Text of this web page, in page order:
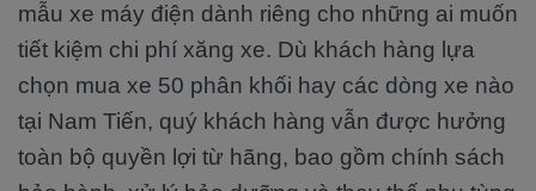
mẫu xe máy điện dành riêng cho những ai muốn
tiết kiệm chi phí xăng xe. Dù khách hàng lựa
chọn mua xe 50 phân khối hay các dòng xe nào
tại Nam Tiến, quý khách hàng vẫn được hưởng
toàn bộ quyền lợi từ hãng, bao gồm chính sách